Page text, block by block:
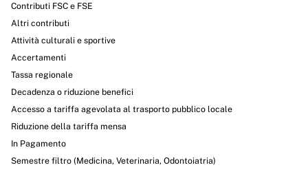
Contributi FSC e FSE
Altri contributi
Attività culturali e sportive
Accertamenti
Tassa regionale
Decadenza o riduzione benefici
Accesso a tariffa agevolata al trasporto pubblico locale
Riduzione della tariffa mensa
In Pagamento
Semestre filtro (Medicina, Veterinaria, Odontoiatria)